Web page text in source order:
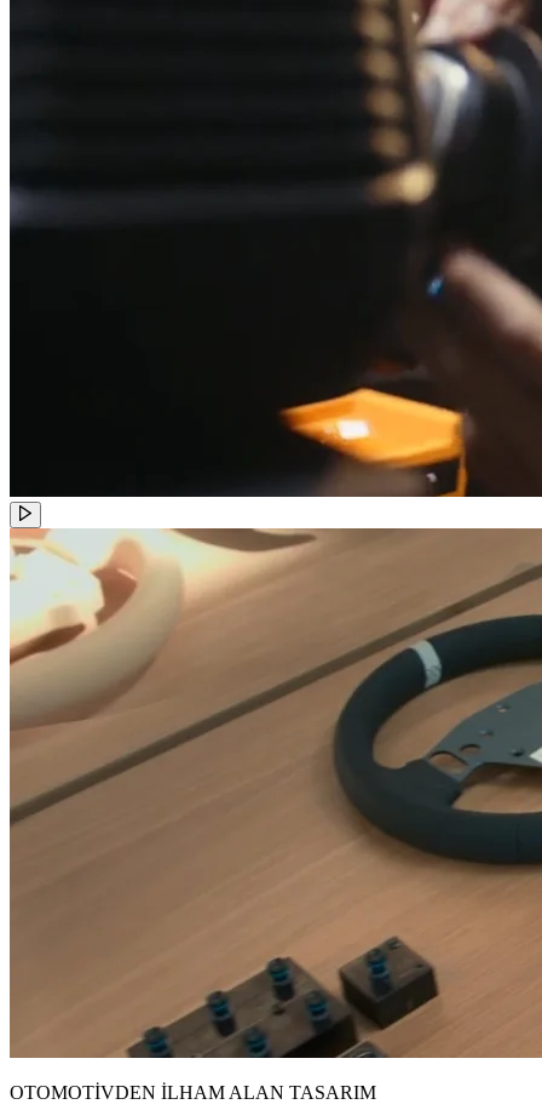
OTOMOTİVDEN İLHAM ALAN TASARIM